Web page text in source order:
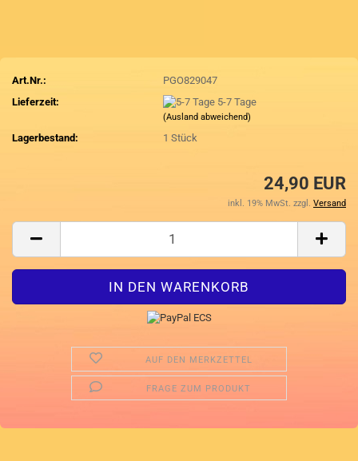
Art.Nr.:
PGO829047
Lieferzeit:
5-7 Tage
(Ausland abweichend)
Lagerbestand: 1Stück
24,90 EUR
inkl. 19% MwSt. zzgl. Versand
AUF DEN MERKZETTEL
FRAGE ZUM PRODUKT